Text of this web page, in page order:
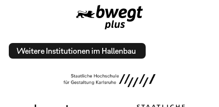
Weitere Institutionen im Hallenbau